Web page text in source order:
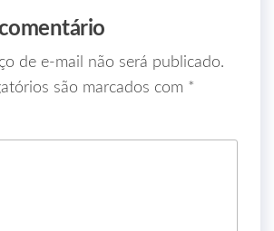
de e-mail não será publicado.
são marcados com *